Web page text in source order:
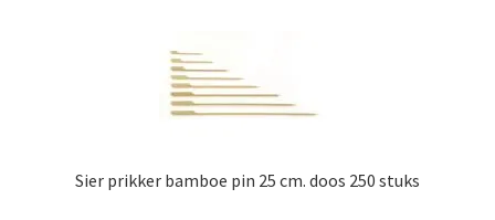
Sier prikker bamboe pin 25 cm. doos 250 stuks